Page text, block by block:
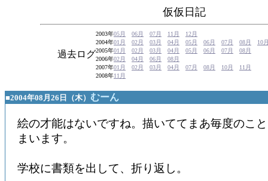
仮仮日記
過去ログ
2003年05月 06月 07月 11月
12月
2004年01月 02月 03月 04月 05月 06月 07月 08月
10
2005年01月 02月 03月 04月 05月 06月 07月
08月
2006年02月 04月 06月
08月
2007年01月 02月 03月 04月 07月 08月 10月
11月
2008年11月
■2004年08月26日（木） むーん
絵の才能はないですね。描いててまあ毎度のこ
まいます。
学校に書類を出して、折り返し。